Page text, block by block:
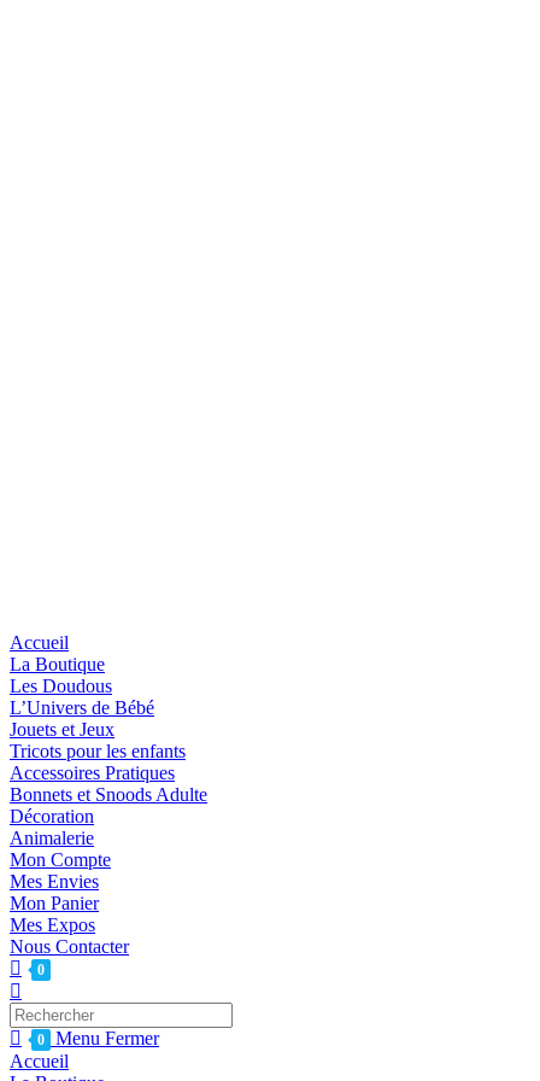
Accueil
La Boutique
Les Doudous
L’Univers de Bébé
Jouets et Jeux
Tricots pour les enfants
Accessoires Pratiques
Bonnets et Snoods Adulte
Décoration
Animalerie
Mon Compte
Mes Envies
Mon Panier
Mes Expos
Nous Contacter
0 Menu Fermer
Accueil